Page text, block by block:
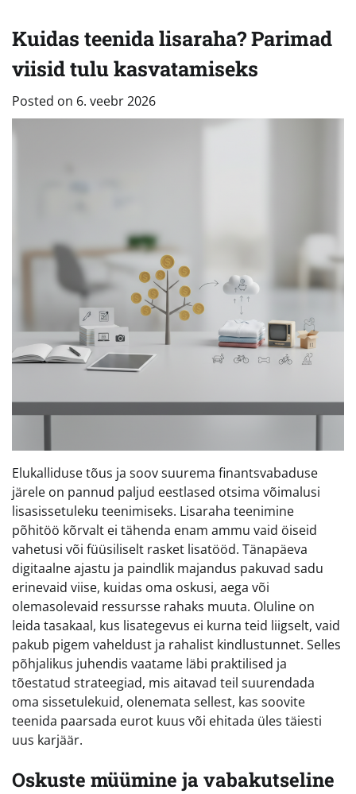
Kuidas teenida lisaraha? Parimad
viisid tulu kasvatamiseks
Posted on 6. veebr 2026
Elukalliduse tõus ja soov suurema finantsvabaduse
järele on pannud paljud eestlased otsima võimalusi
lisasissetuleku teenimiseks. Lisaraha teenimine
põhitöö kõrvalt ei tähenda enam ammu vaid öiseid
vahetusi või füüsiliselt rasket lisatööd. Tänapäeva
digitaalne ajastu ja paindlik majandus pakuvad sadu
erinevaid viise, kuidas oma oskusi, aega või
olemasolevaid ressursse rahaks muuta. Oluline on
leida tasakaal, kus lisategevus ei kurna teid liigselt, vaid
pakub pigem vaheldust ja rahalist kindlustunnet. Selles
põhjalikus juhendis vaatame läbi praktilised ja
tõestatud strateegiad, mis aitavad teil suurendada
oma sissetulekuid, olenemata sellest, kas soovite
teenida paarsada eurot kuus või ehitada üles täiesti
uus karjäär.
Oskuste müümine ja vabakutseline